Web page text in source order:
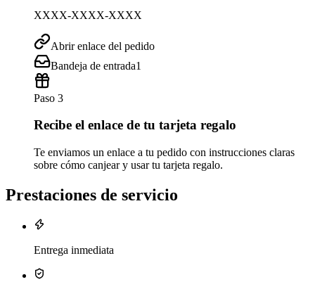
XXXX-XXXX-XXXX
Abrir enlace del pedido
Bandeja de entrada1
Paso 3
Recibe el enlace de tu tarjeta regalo
Te enviamos un enlace a tu pedido con instrucciones claras
sobre cómo canjear y usar tu tarjeta regalo.
Prestaciones de servicio
Entrega inmediata